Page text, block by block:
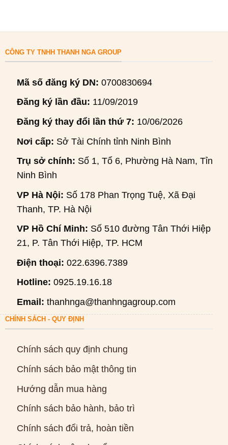
CÔNG TY TNHH THANH NGA GROUP
Mã số đăng ký DN: 0700830694
Đăng ký lần đầu: 11/09/2019
Đăng ký thay đổi lần thứ 7: 10/06/2026
Nơi cấp: Sở Tài Chính tỉnh Ninh Bình
Trụ sở chính: Số 1, Tổ 6, Phường Hà Nam, Tỉnh
Ninh Bình
VP Hà Nội: Số 178 Phan Trọng Tuệ, Xã Đại
Thanh, TP. Hà Nội
VP Hồ Chí Minh: Số 510 đường Tân Thới Hiệp
21, P. Tân Thới Hiệp, TP. HCM
Điện thoại: 022.6396.7389
Hotline: 0925.19.16.18
Email: thanhnga@thanhngagroup.com
CHÍNH SÁCH - QUY ĐỊNH
Chính sách quy định chung
Chính sách bảo mật thông tin
Hướng dẫn mua hàng
Chính sách bảo hành, bảo trì
Chính sách đổi trả, hoàn tiền